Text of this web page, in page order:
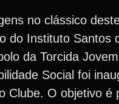
no clássico
do Instituto
da Torcida
Social foi
Clube. O objetivo